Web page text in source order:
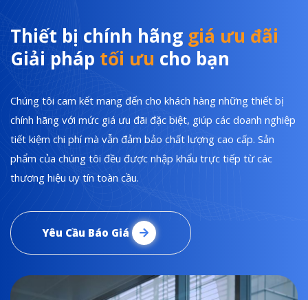
Thiết bị chính hãng giá ưu đãi
Giải pháp tối ưu cho bạn
Chúng tôi cam kết mang đến cho khách hàng những thiết bị
chính hãng với mức giá ưu đãi đặc biệt, giúp các doanh nghiệp
tiết kiệm chi phí mà vẫn đảm bảo chất lượng cao cấp. Sản
phẩm của chúng tôi đều được nhập khẩu trực tiếp từ các
thương hiệu uy tín toàn cầu.
Yêu Cầu Báo Giá